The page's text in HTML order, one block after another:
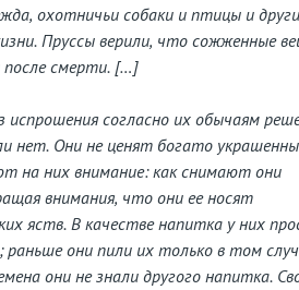
охотничьи собаки и птицы и
Пруссы верили, что сожженные
после смерти. […]
согласно их обычаям
нет. Они не ценят богато
на них внимание: как снимают они
внимания, что они ее носят
яств. В качестве напитка у них
они пили их только в том
они не знали другого напитка.